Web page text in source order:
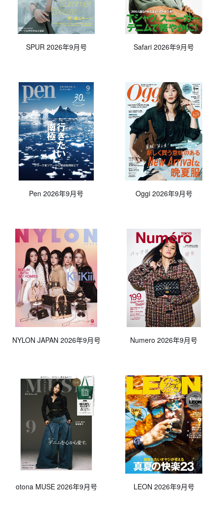
SPUR 2026年9月号 Safari 2026年9月号
Pen 2026年9月号 Oggi 2026年9月号
NYLON JAPAN 2026年9月号 Numero 2026年9月号
otona MUSE 2026年9月号 LEON 2026年9月号